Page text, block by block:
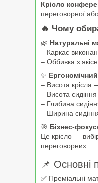
Крісло
переговорної
🔥 Чому
🌿 Натуральні
– Каркас
– Оббивка з
✨
– Висота крісла
– Висота
– Глибина
– Ширина
🎯 Бізнес-
Це крісло —
переговорних.
📌 Основні
✅ Преміальні